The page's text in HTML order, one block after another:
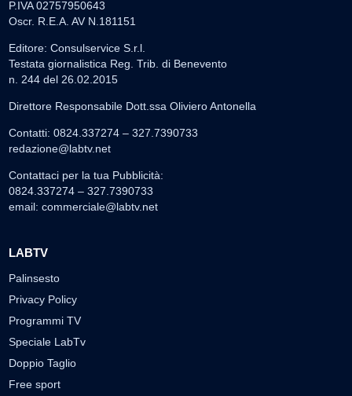
P.IVA 02757950643
Oscr. R.E.A. AV N.181151
Editore: Consulservice S.r.l.
Testata giornalistica Reg. Trib. di Benevento
n. 244 del 26.02.2015
Direttore Responsabile Dott.ssa Oliviero Antonella
Contatti: 0824.337274 – 327.7390733
redazione@labtv.net
Contattaci per la tua Pubblicità:
0824.337274 – 327.7390733
email: commerciale@labtv.net
LABTV
Palinsesto
Privacy Policy
Programmi TV
Speciale LabTv
Doppio Taglio
Free sport